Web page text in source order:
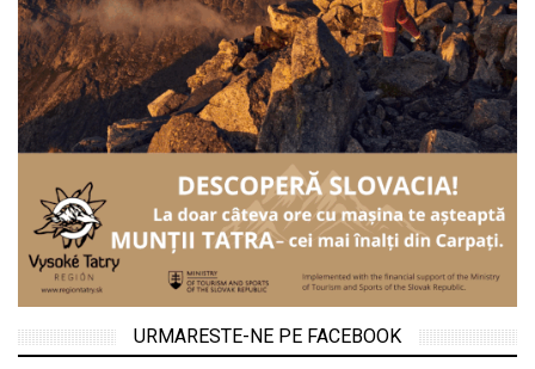
URMARESTE-NE PE FACEBOOK